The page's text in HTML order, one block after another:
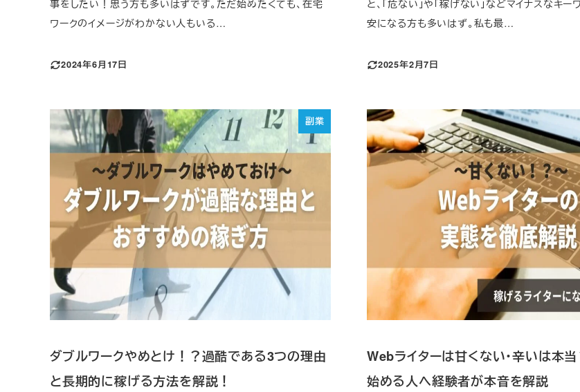
事をしたい！思う方も多いはずです。ただ始めたくても、在宅
ワークのイメージがわかない人もいる…
2024年6月17日
と、「危ない」や「稼げない」などマイナスなキー
安になる方も多いはず。私も最…
2025年2月7日
副業
ダブルワークやめとけ！？過酷である3つの理由
と長期的に稼げる方法を解説！
Webライターは甘くない・辛いは本
始める人へ経験者が本音を解説